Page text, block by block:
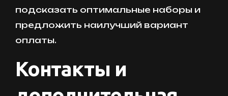
подсказать оптимальные наборы и
предложить наилучший вариант
оплаты.
Контакты и